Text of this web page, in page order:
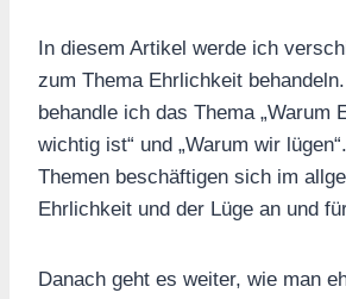
In diesem Artikel werde ich
zum Thema Ehrlichkeit
behandle ich das Thema „Warum
wichtig ist“ und „Warum wir
Themen beschäftigen sich im
Ehrlichkeit und der Lüge an und
Danach geht es weiter, wie man